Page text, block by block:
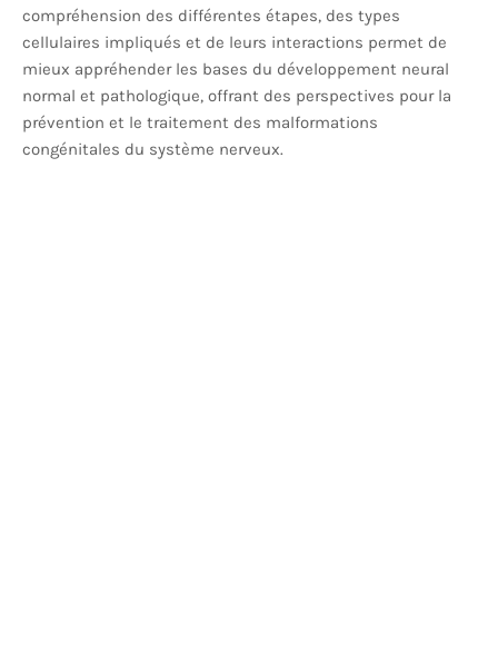
compréhension des différentes étapes, des types
cellulaires impliqués et de leurs interactions permet de
mieux appréhender les bases du développement neural
normal et pathologique, offrant des perspectives pour la
prévention et le traitement des malformations
congénitales du système nerveux.